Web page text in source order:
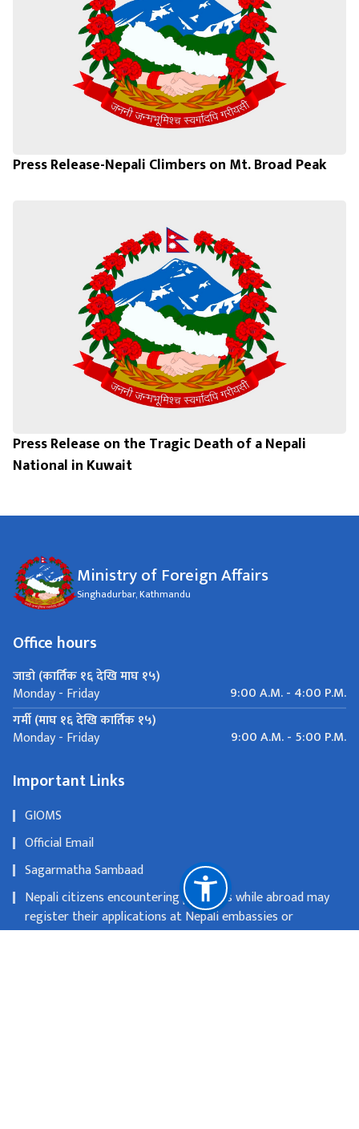
Press Release-Nepali Climbers on Mt. Broad Peak
Press Release on the Tragic Death of a Nepali
National in Kuwait
Ministry of Foreign Affairs
Singhadurbar, Kathmandu
Office hours
जाडो (कार्तिक १६ देखि माघ १५)
Monday - Friday
9:00 A.M. - 4:00 P.M.
गर्मी (माघ १६ देखि कार्तिक १५)
Monday - Friday 9:00 A.M. - 5:00 P.M.
Important Links
GIOMS
Official Email
Sagarmatha Sambaad
Nepali citizens encountering problems while abroad may
register their applications at Nepali embassies or
consulates